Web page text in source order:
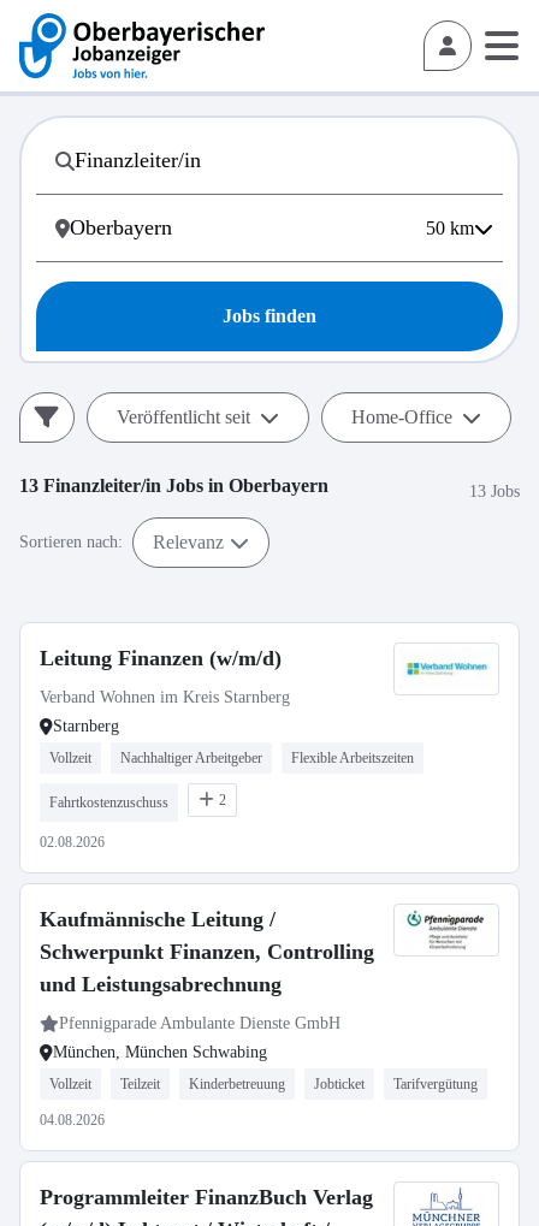
50 km
Jobs finden
Veröffentlicht seit Home-Office
13 Finanzleiter/in Jobs in Oberbayern 13 Jobs
Sortieren nach: Relevanz
Leitung Finanzen (w/m/d)
Verband Wohnen im Kreis Starnberg
Starnberg
Vollzeit Nachhaltiger Arbeitgeber Flexible Arbeitszeiten
Fahrtkostenzuschuss 2
02.08.2026
Kaufmännische Leitung /
Schwerpunkt Finanzen, Controlling
und Leistungsabrechnung
Pfennigparade Ambulante Dienste GmbH
München, München Schwabing
Vollzeit Teilzeit Kinderbetreuung Jobticket Tarifvergütung
04.08.2026
Programmleiter FinanzBuch Verlag